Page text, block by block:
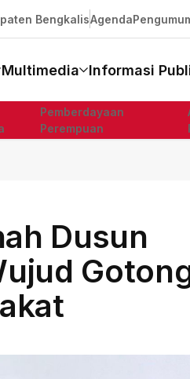
BengkalisAgenda
Multimedia Informasi
Pemberdayaan
Perempuan
Dusun